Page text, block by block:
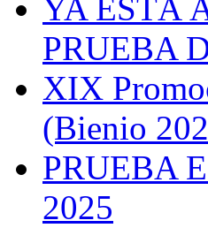
YA ESTÁ
PRUEBA
XIX
(Bienio
PRUEBA
2025